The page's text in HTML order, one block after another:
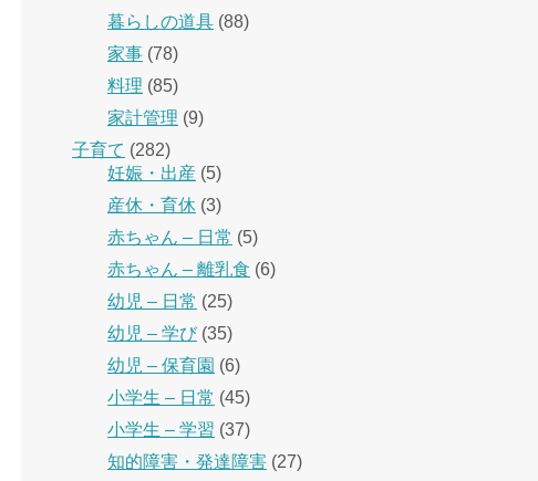
暮らしの道具 (88)
家事 (78)
料理 (85)
家計管理 (9)
子育て (282)
妊娠・出産 (5)
産休・育休 (3)
赤ちゃん – 日常 (5)
赤ちゃん – 離乳食 (6)
幼児 – 日常 (25)
幼児 – 学び(35)
幼児 – 保育園 (6)
小学生 – 日常 (45)
小学生 – 学習 (37)
知的障害・発達障害 (27)